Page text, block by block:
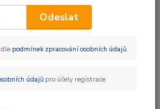
Karbonová celoodpružená kola
Odeslat
podmínek zpracování osobních údajů.
údajů pro účely registrace.